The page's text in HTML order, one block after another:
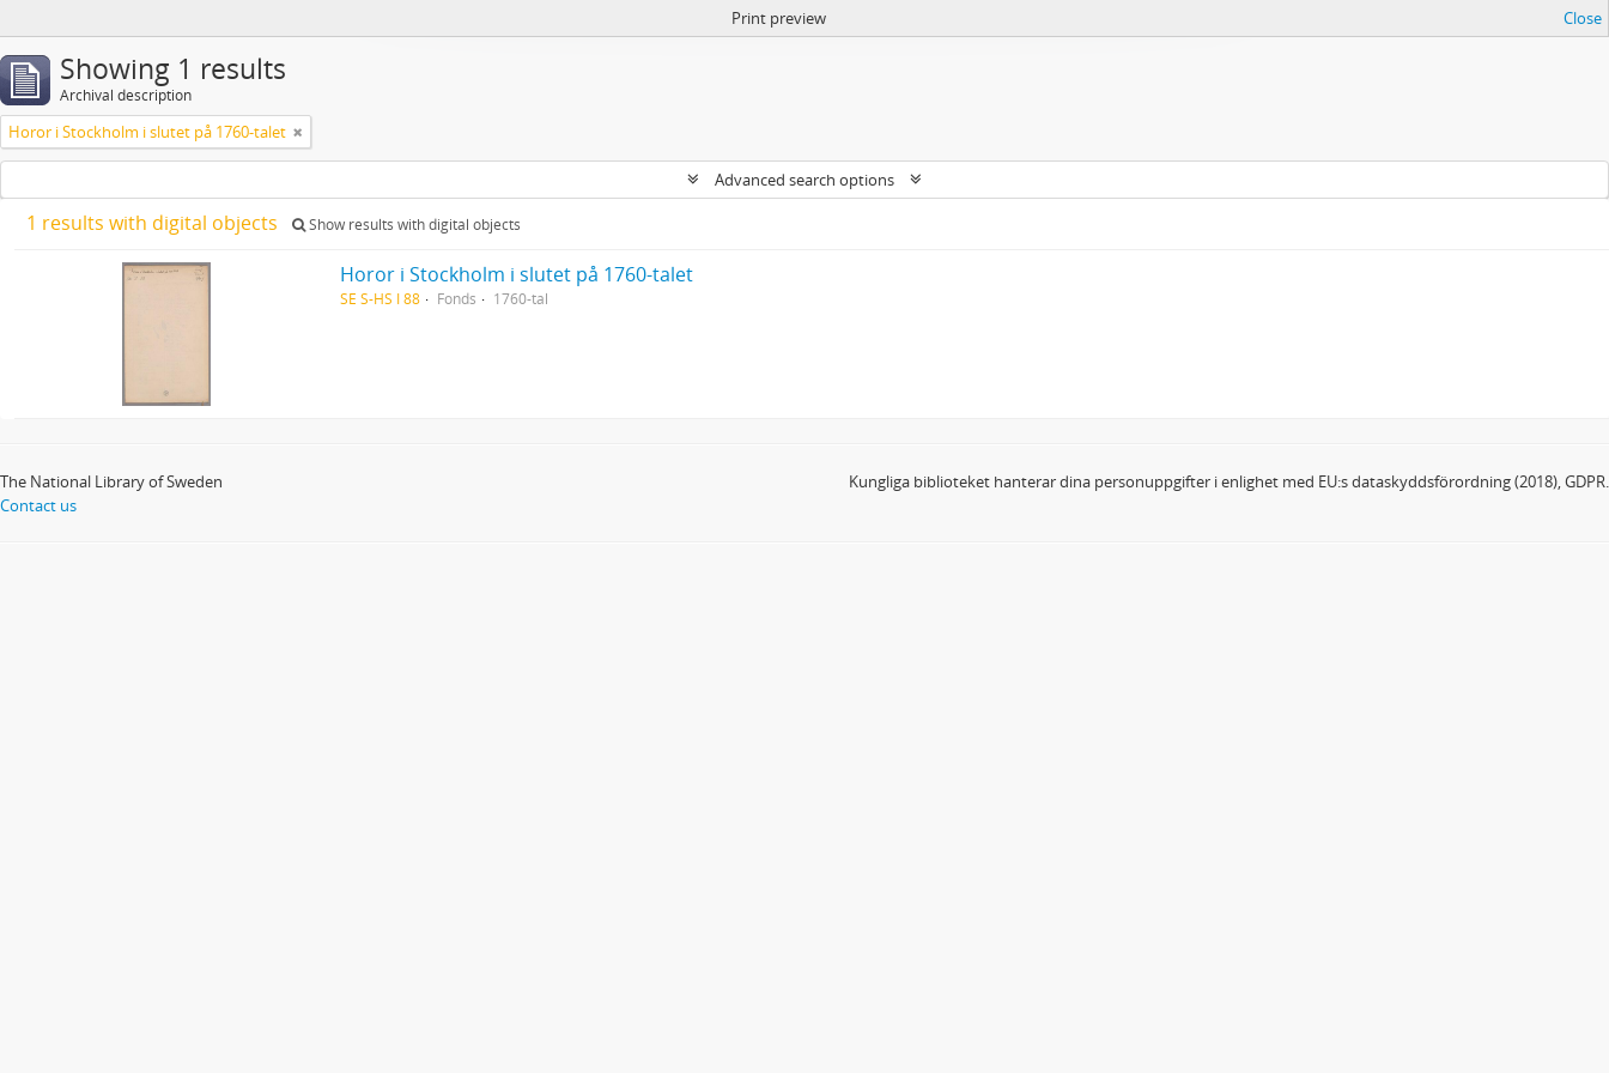
Print preview Close
Showing 1 results
Archival description
Horor i Stockholm i slutet på 1760-talet
Advanced search options
1 results with digital objects Show results with digital objects
Horor i Stockholm i slutet på 1760-talet
SE S-HS I 88 Fonds 1760-tal
The National Library of Sweden
Contact us
Kungliga biblioteket hanterar dina personuppgifter i enlighet med EU:s dataskyddsförordning (2018), GDPR.